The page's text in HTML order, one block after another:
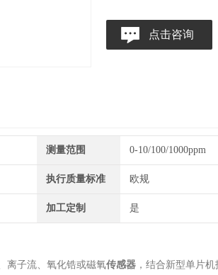
点击咨询
测量范围 0-10/100/1000ppm
执行质量标准 欧规
加工定制 是
离子流、氧化锆或磁氧传感器 ，结合新型单片